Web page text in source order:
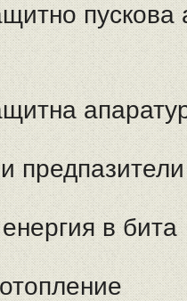
в бита